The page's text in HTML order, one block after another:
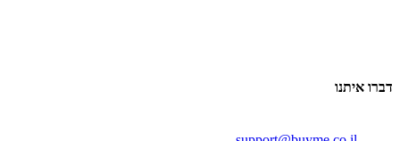
דברו איתנו